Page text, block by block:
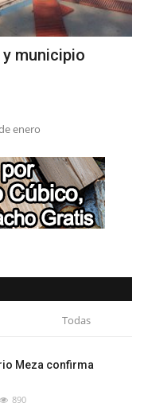
municipio
enero
Todas
Meza confirma
890